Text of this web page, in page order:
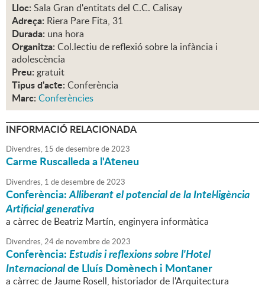
Lloc: Sala Gran d'entitats del C.C. Calisay
Adreça: Riera Pare Fita, 31
Durada: una hora
Organitza: Col.lectiu de reflexió sobre la infància i
adolescència
Preu: gratuit
Tipus d'acte: Conferència
Marc: Conferències
INFORMACIÓ RELACIONADA
Divendres, 15 dedesembrede2023
Carme Ruscalleda a l'Ateneu
Divendres, 1 dedesembrede2023
Conferència:Alliberant el potencial de la Intel·ligència
Artificial generativa
a càrrec de Beatriz Martín, enginyera informàtica
Divendres,24de novembrede2023
Conferència:Estudis i reflexions sobre l'Hotel
Internacionalde Lluís Domènech i Montaner
a càrrec de Jaume Rosell, historiador de l'Arquitectura